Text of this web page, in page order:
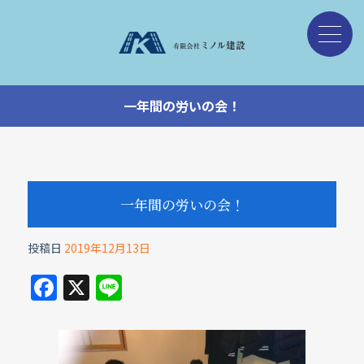
一年間の労いの会！
一年間の労いの会！
投稿日 2019年12月13日
F
a
c
X Li
e